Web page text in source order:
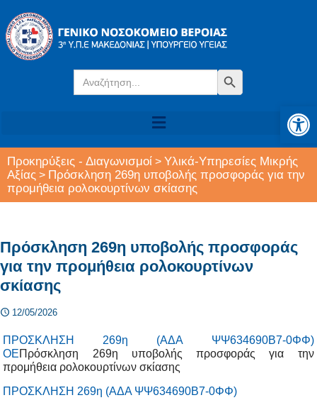
Search
for:
Search Button
Προκηρύξεις - Διαγωνισμοί > Υλικά-Υπηρεσίες Μικρής
Αξίας > Πρόσκληση 269η υποβολής προσφοράς για την
προμήθεια ρολοκουρτίνων σκίασης
Πρόσκληση 269η υποβολής προσφοράς
για την προμήθεια ρολοκουρτίνων
σκίασης
12/05/2026
ΠΡΟΣΚΛΗΣΗ 269η (ΑΔΑ ΨΨ634690Β7-0ΦΦ)
ΟΕΠρόσκληση 269η υποβολής προσφοράς για την
προμήθεια ρολοκουρτίνων σκίασης
ΠΡΟΣΚΛΗΣΗ 269η (ΑΔΑ ΨΨ634690Β7-0ΦΦ)